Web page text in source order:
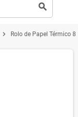
search
chevron_right Rolo de Papel Térmico